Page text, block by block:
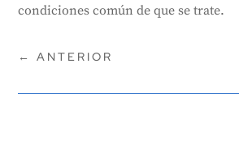
condiciones común de que se trate.
←ANTERIOR